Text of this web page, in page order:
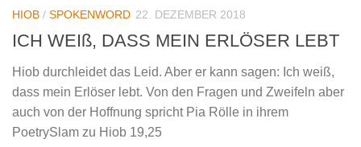
HIOB / SPOKENWORD 22. DEZEMBER 2018
ICH WEIß, DASS MEIN ERLÖSER LEBT
Hiob durchleidet das Leid. Aber er kann sagen: Ich weiß,
dass mein Erlöser lebt. Von den Fragen und Zweifeln aber
auch von der Hoffnung spricht Pia Rölle in ihrem
PoetrySlam zu Hiob 19,25